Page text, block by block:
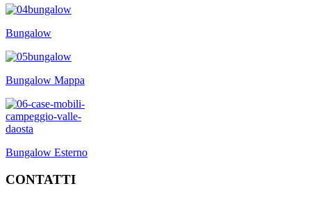
Bungalow
Bungalow Mappa
Bungalow Esterno
CONTATTI